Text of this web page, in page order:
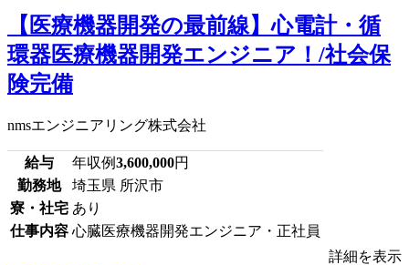
【医療機器開発の最前線】心電計・循
環器医療機器開発エンジニア！/社会保
険完備
nmsエンジニアリング株式会社
給与 年収例3,600,000円
勤務地
埼玉県 所沢市
寮・社宅 あり
仕事内容 心臓医療機器開発エンジニア・正社員
詳細を表示